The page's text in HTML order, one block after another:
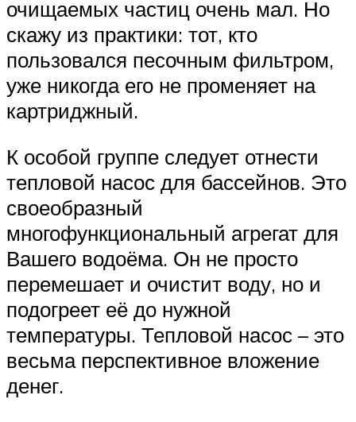
очищаемых частиц очень мал. Но
скажу из практики: тот, кто
пользовался песочным фильтром,
уже никогда его не променяет на
картриджный.
К особой группе следует отнести
тепловой насос для бассейнов. Это
своеобразный
многофункциональный агрегат для
Вашего водоёма. Он не просто
перемешает и очистит воду, но и
подогреет её до нужной
температуры. Тепловой насос – это
весьма перспективное вложение
денег.